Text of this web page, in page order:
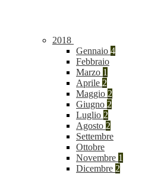
2018
Gennaio 4
Febbraio
Marzo 1
Aprile 2
Maggio 2
Giugno 2
Luglio 2
Agosto 2
Settembre
Ottobre
Novembre 1
Dicembre 2